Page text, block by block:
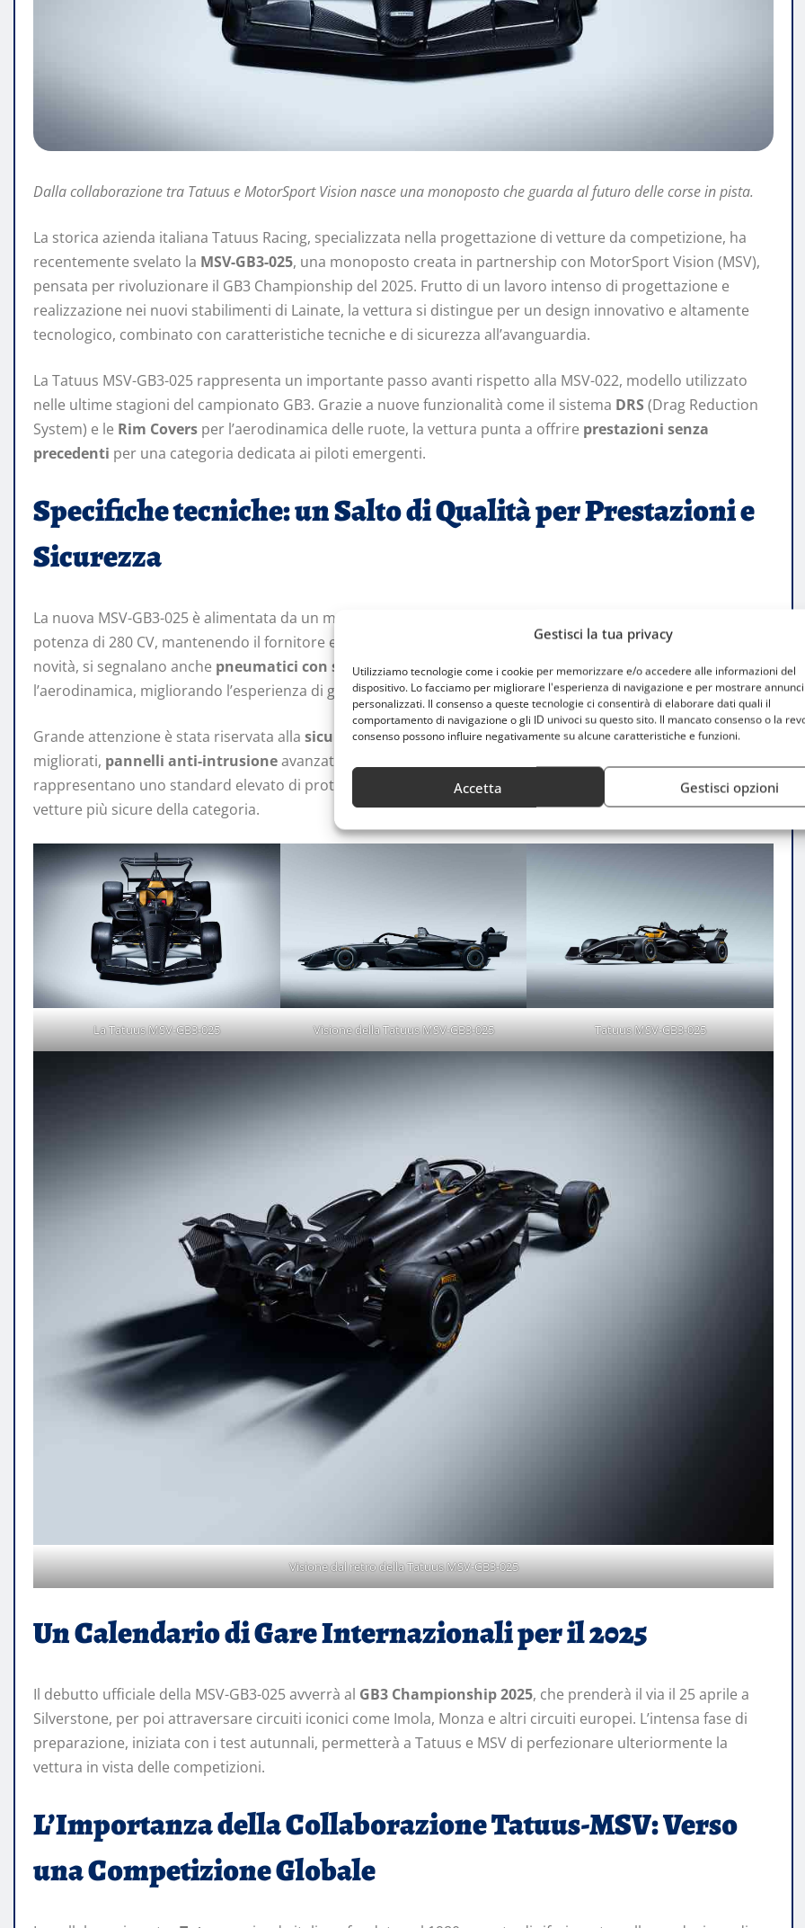
Gestisci la tua privacy
Utilizziamo tecnologie come i cookie per memorizzare e/o accedere alle informazioni del
dispositivo. Lo facciamo per migliorare l'esperienza di navigazione e per mostrare
personalizzati. Il consenso a queste tecnologie ci consentirà di elaborare dati quali il
comportamento di navigazione o gli ID univoci su questo sito. Il mancato consenso o la
consenso possono influire negativamente su alcune caratteristiche e funzioni.
Accetta Gestisci opzioni
Dalla collaborazione tra Tatuus e MotorSport Vision nasce una monoposto che guarda al futuro delle corse in pista.
La storica azienda italiana Tatuus Racing, specializzata nella progettazione di vetture da competizione, ha
recentemente svelato la MSV-GB3-025, una monoposto creata in partnership con MotorSport Vision (MSV),
pensata per rivoluzionare il GB3 Championship del 2025. Frutto di un lavoro intenso di progettazione e
realizzazione nei nuovi stabilimenti di Lainate, la vettura si distingue per un design innovativo e altamente
tecnologico, combinato con caratteristiche tecniche e di sicurezza all’avanguardia.
La Tatuus MSV-GB3-025 rappresenta un importante passo avanti rispetto alla MSV-022, modello utilizzato
nelle ultime stagioni del campionato GB3. Grazie a nuove funzionalità come il sistema DRS (Drag Reduction
System) e le Rim Covers per l’aerodinamica delle ruote, la vettura punta a offrire prestazioni senza
precedenti per una categoria dedicata ai piloti emergenti.
Specifiche tecniche: un Salto di Qualità per Prestazioni e
Sicurezza
La nuova MSV-GB3-025 è alimentata da un motore
potenza di 280 CV, mantenendo il fornitore esclusivo di pneumatici
per il campionato GB3. Tra le
novità, si segnalano anche pneumatici con sezione ampliatache, insieme al DRS, ottimizzano la tenuta e
l’aerodinamica, migliorando l’esperienza di guida e la competitività della vettura.
Grande attenzione è stata riservata alla sicurezza: la monoposto è dotata dicrash boxanteriori e posteriori
migliorati, pannelli anti-intrusioneavanzati e del sistema
rappresentano uno standard elevato di protezione per i piloti, rendendo la Tatuus MSV-GB3-025 tra le
vetture più sicure della categoria.
La Tatuus MSV-GB3-025 Visione della Tatuus MSV-GB3-025 Tatuus MSV-GB3-025
Visione dal retro della Tatuus MSV-GB3-025
Un Calendario di Gare Internazionali per il 2025
Il debutto ufficiale della MSV-GB3-025 avverrà al GB3 Championship 2025, che prenderà il via il 25 aprile a
Silverstone, per poi attraversare circuiti iconici come Imola, Monza e altri circuiti europei. L’intensa fase di
preparazione, iniziata con i test autunnali, permetterà a Tatuus e MSV di perfezionare ulteriormente la
vettura in vista delle competizioni.
L’Importanza della Collaborazione Tatuus-MSV: Verso
una Competizione Globale